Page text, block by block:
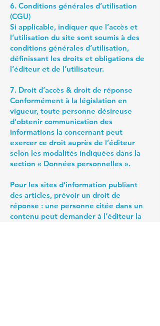
6. Conditions générales d’utilisation
(CGU)
Si applicable, indiquer que l’accès et
l’utilisation du site sont soumis à des
conditions générales d’utilisation,
définissant les droits et obligations de
l’éditeur et de l’utilisateur.
7. Droit d’accès & droit de réponse
Conformément à la législation en
vigueur, toute personne désireuse
d’obtenir communication des
informations la concernant peut
exercer ce droit auprès de l’éditeur
selon les modalités indiquées dans la
section « Données personnelles ».
Pour les sites d’information publiant
des articles, prévoir un droit de
réponse : une personne citée dans un
contenu peut demander à l’éditeur la